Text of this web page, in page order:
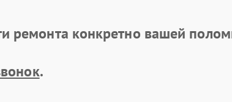
конкретно вашей
.